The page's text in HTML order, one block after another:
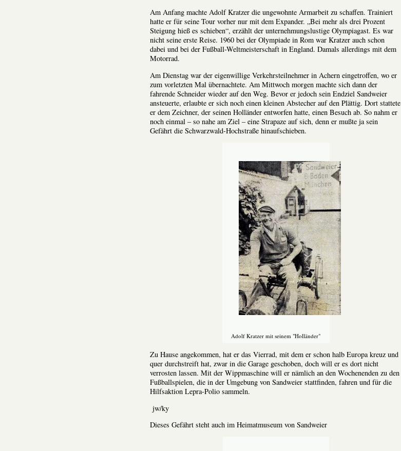
Am Anfang machte Adolf Kratzer die ungewohnte Armarbeit zu schaffen. Trainiert
hatte er für seine Tour vorher nur mit dem Expander. „Bei mehr als drei Prozent
Steigung hieß es schieben“, erzählt der unternehmungslustige Olympiagast. Es war
nicht seine erste Reise. 1960 bei der Olympiade in Rom war Kratzer auch schon
dabei und bei der Fußball-Weltmeisterschaft in England. Damals allerdings mit dem
Motorrad.
Am Dienstag war der eigenwillige Verkehrsteilnehmer in Achern eingetroffen, wo er
zum vorletzten Mal übernachtete. Am Mittwoch morgen machte sich dann der
fahrende Schneider wieder auf den Weg. Bevor er jedoch sein Endziel Sandweier
ansteuerte, erlaubte er sich noch einen kleinen Abstecher auf den Plättig. Dort stattete
er dem Zeichner, der seinen Holländer entworfen hatte, einen Besuch ab. So nahm er
noch einmal – so nahe am Ziel – eine Strapaze auf sich, denn er mußte ja sein
Gefährt die Schwarzwald-Hochstraße hinaufschieben.
Adolf Kratzer mit seinem "Holländer"
Zu Hause angekommen, hat er das Vierrad, mit dem er schon halb Europa kreuz und
quer durchstreift hat, zwar in die Garage geschoben, doch will er es dort nicht
verrosten lassen. Mit der Wippmaschine will er nämlich an den Wochenenden zu den
Fußballspielen, die in der Umgebung von Sandweier stattfinden, fahren und für die
Hilfsaktion Lepra-Polio sammeln.
jw/ky
Dieses Gefährt steht auch im Heimatmuseum von Sandweier